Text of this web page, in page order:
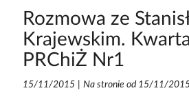
Rozmowa ze
Krajewskim.
PRChiŻ Nr1
15/11/2015| Na stronie od 15/11/